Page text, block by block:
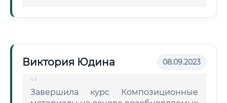
Виктория Юдина 08.09.2023
Завершила курс Композиционные